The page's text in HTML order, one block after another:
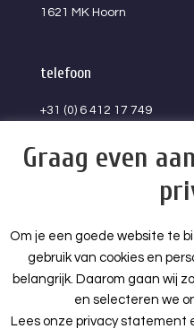
1621 MK Hoorn
telefoon
+31 (0) 6 412 17 749
email
info@marinesports.nl
© CopyrightArimpex
voorbehouden
Graag even
Om je een goede website te
gebruik van cookies en
belangrijk. Daarom gaan wij
en selecteren we
Lees onze privacy statement